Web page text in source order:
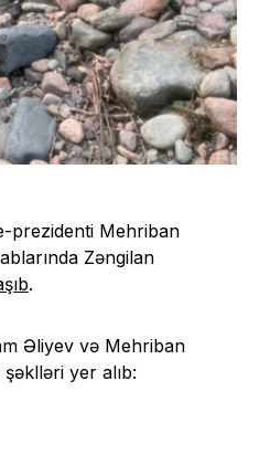
prezidenti Mehriban
Zəngilan
.
Əliyev və Mehriban
yer alıb: